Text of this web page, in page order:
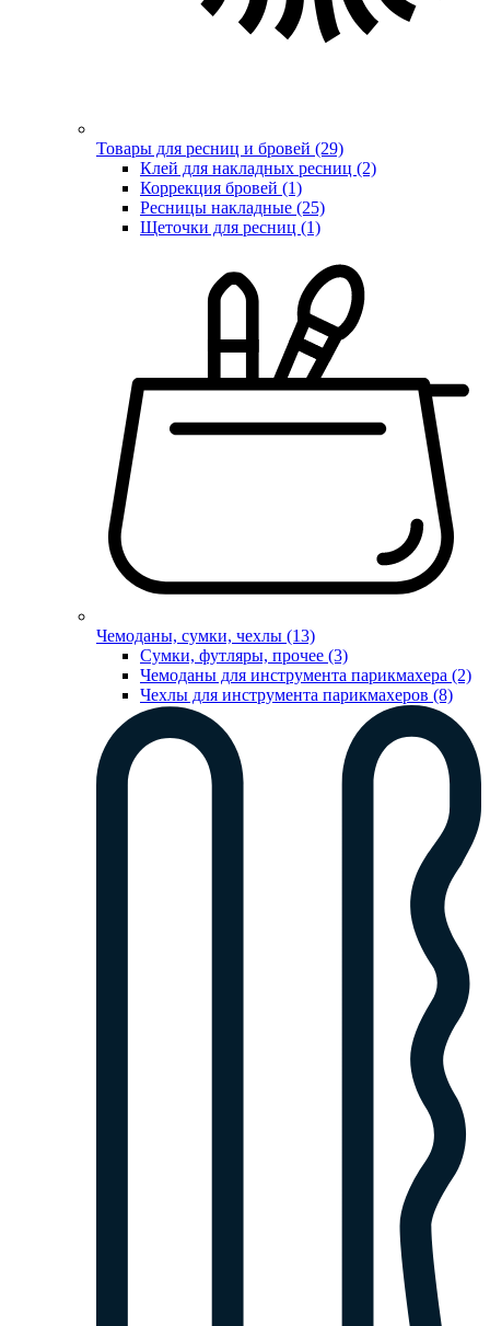
Товары для ресниц и бровей (29)
Клей для накладных ресниц (2)
Коррекция бровей (1)
Ресницы накладные (25)
Щеточки для ресниц (1)
Чемоданы, сумки, чехлы (13)
Сумки, футляры, прочее (3)
Чемоданы для инструмента парикмахера (2)
Чехлы для инструмента парикмахеров (8)